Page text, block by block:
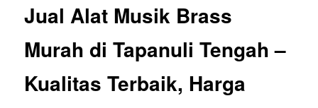
Jual Alat Musik Brass
Murah di Tapanuli Tengah –
Kualitas Terbaik, Harga